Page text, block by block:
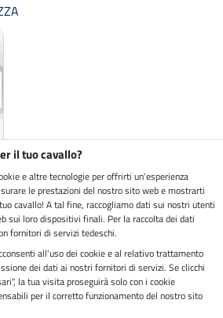
il tuo cavallo?
e altre tecnologie per offrirti un'esperienza
le prestazioni del nostro sito web e mostrarti
cavallo! A tal fine, raccogliamo dati sui nostri utenti
sui loro dispositivi finali. Per la raccolta dei dati
fornitori di servizi tedeschi.
all'uso dei cookie e al relativo trattamento
dei dati ai nostri fornitori di servizi. Se clicchi
la tua visita proseguirà solo con i cookie
per il corretto funzionamento del nostro sito